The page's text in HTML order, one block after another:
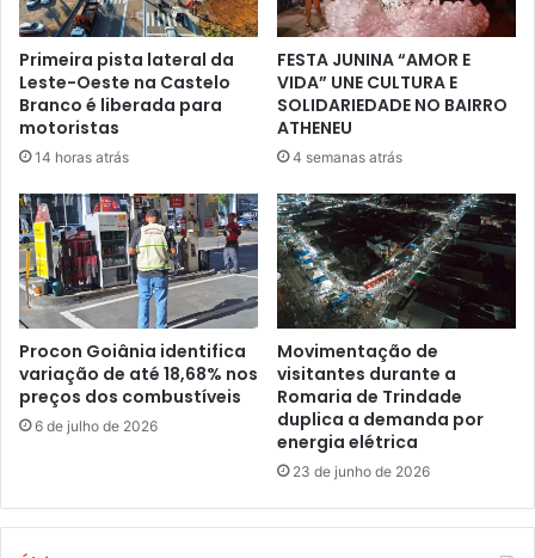
Primeira pista lateral da
Leste-Oeste na Castelo
Branco é liberada para
motoristas
14 horas atrás
FESTA JUNINA “AMOR E
VIDA” UNE CULTURA E
SOLIDARIEDADE NO BAIRRO
ATHENEU
4 semanas atrás
Procon Goiânia identifica
variação de até 18,68% nos
preços dos combustíveis
6 de julho de 2026
Movimentação de
visitantes durante a
Romaria de Trindade
duplica a demanda por
energia elétrica
23 de junho de 2026